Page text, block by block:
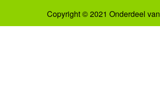
Copyright © 2021 Onderdeel van